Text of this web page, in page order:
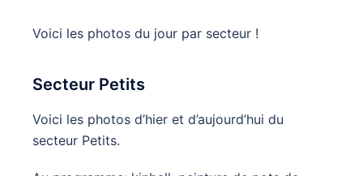
Voici les photos du jour par secteur !
Secteur Petits
Voici les photos d’hier et d’aujourd’hui du
secteur Petits.